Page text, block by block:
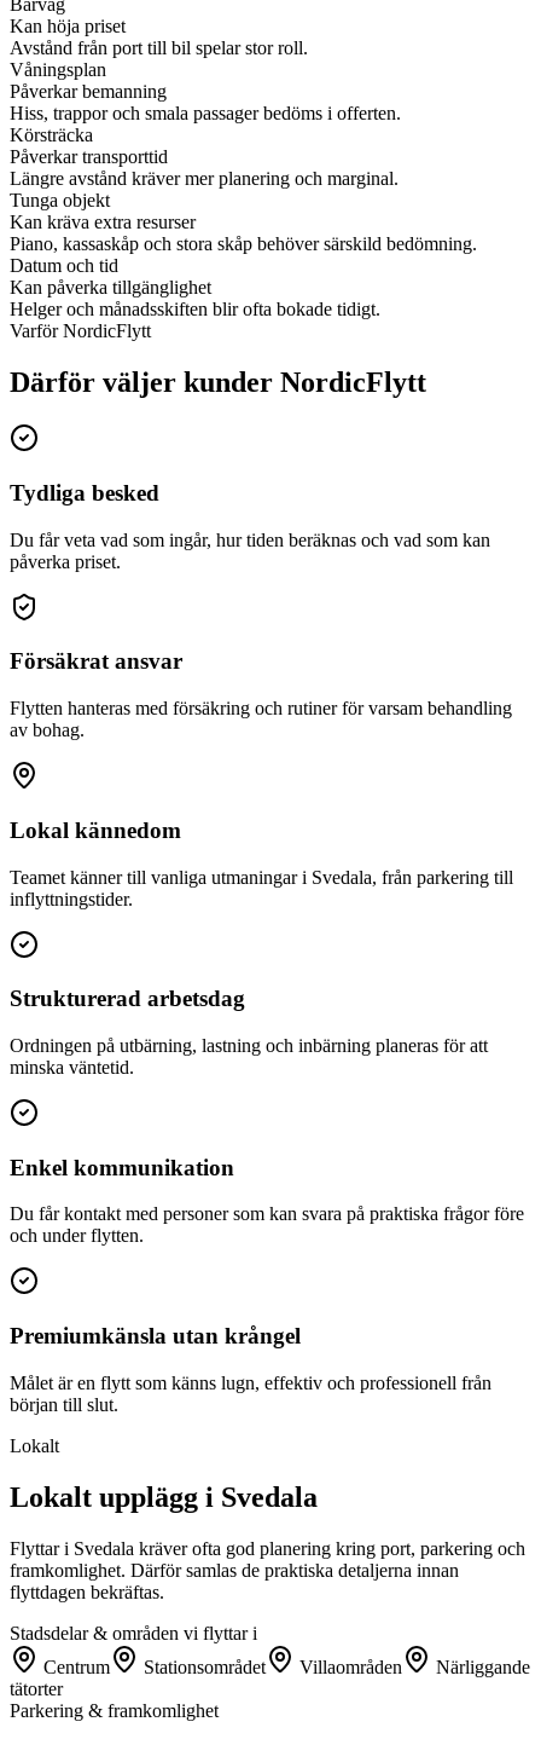
Bärväg
Kan höja priset
Avstånd från port till bil spelar stor roll.
Våningsplan
Påverkar bemanning
Hiss, trappor och smala passager bedöms i offerten.
Körsträcka
Påverkar transporttid
Längre avstånd kräver mer planering och marginal.
Tunga objekt
Kan kräva extra resurser
Piano, kassaskåp och stora skåp behöver särskild bedömning.
Datum och tid
Kan påverka tillgänglighet
Helger och månadsskiften blir ofta bokade tidigt.
Varför NordicFlytt
Därför väljer kunder NordicFlytt
Tydliga besked
Du får veta vad som ingår, hur tiden beräknas och vad som kan
påverka priset.
Försäkrat ansvar
Flytten hanteras med försäkring och rutiner för varsam behandling
av bohag.
Lokal kännedom
Teamet känner till vanliga utmaningar i Svedala, från parkering till
inflyttningstider.
Strukturerad arbetsdag
Ordningen på utbärning, lastning och inbärning planeras för att
minska väntetid.
Enkel kommunikation
Du får kontakt med personer som kan svara på praktiska frågor före
och under flytten.
Premiumkänsla utan krångel
Målet är en flytt som känns lugn, effektiv och professionell från
början till slut.
Lokalt
Lokalt upplägg i Svedala
Flyttar i Svedala kräver ofta god planering kring port, parkering och
framkomlighet. Därför samlas de praktiska detaljerna innan
flyttdagen bekräftas.
Stadsdelar & områden vi flyttar i
Centrum
Stationsområdet Villaområden
Närliggande
tätorter
Parkering & framkomlighet